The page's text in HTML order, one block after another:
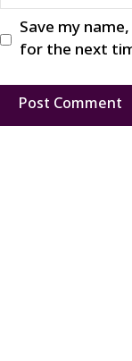
Save my
for the next